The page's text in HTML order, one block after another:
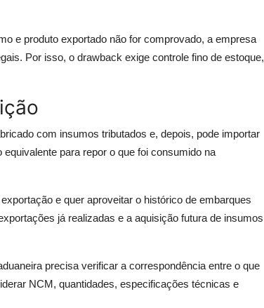
e produto exportado não for comprovado, a empresa
Por isso, o drawback exige controle fino de estoque,
com insumos tributados e, depois, pode importar
para repor o que foi consumido na
e quer aproveitar o histórico de embarques
já realizadas e a aquisição futura de insumos
precisa verificar a correspondência entre o que
NCM, quantidades, especificações técnicas e